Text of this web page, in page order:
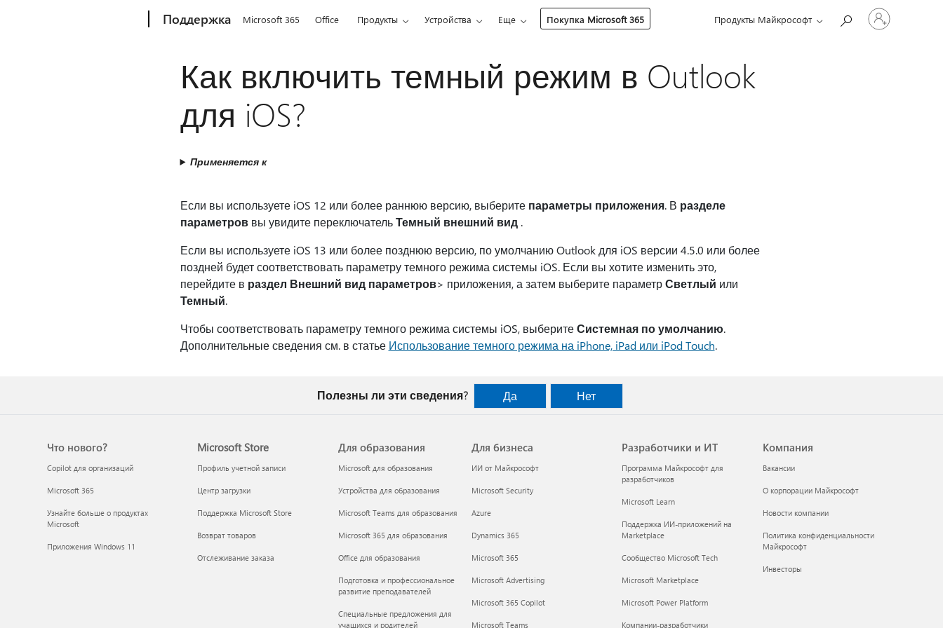
Поддержка Microsoft 365 Office Продукты Устройства Еще Покупка Microsoft 365 Продукты Майкрософт
Войдите
учетную
Как включить темный режим в Outlook
для iOS?
Применяется к
Если вы используете iOS 12 или более раннюю версию, выберите параметры приложения. В разделе
параметроввы увидите переключательТемный внешний вид.
Если вы используете iOS 13 или более позднюю версию, по умолчанию Outlook для iOS версии 4.5.0 или более
поздней будет соответствовать параметру темного режима системы iOS. Если вы хотите изменить это,
перейдите в раздел Внешний вид параметров> приложения, а затем выберите параметрСветлый или
Темный.
Чтобы соответствовать параметру темного режима системы iOS, выберитеСистемная по умолчанию.
Дополнительные сведения см. в статье Использование темного режима на iPhone, iPad или iPod Touch.
Полезны ли эти сведения? Да Нет
Что нового?
Copilot для организаций
Microsoft 365
Узнайте больше о продуктах
Microsoft
Приложения Windows 11
Microsoft Store
Профиль учетной записи
Центр загрузки
Поддержка Microsoft Store
Возврат товаров
Отслеживание заказа
Для образования
Microsoft для образования
Устройства для образования
Microsoft Teams для образования
Microsoft 365 для образования
Office для образования
Подготовка и профессиональное
развитие преподавателей
Специальные предложения для
учащихся и родителей
Для бизнеса
ИИ от Майкрософт
Microsoft Security
Azure
Dynamics 365
Microsoft 365
Microsoft Advertising
Microsoft 365 Copilot
Microsoft Teams
Разработчики и ИТ
Программа Майкрософт для
разработчиков
Microsoft Learn
Поддержка ИИ-приложений на
Marketplace
Сообщество Microsoft Tech
Microsoft Marketplace
Microsoft Power Platform
Компании-разработчики
Компания
Вакансии
О корпорации Майкрософт
Новости компании
Политика конфиденциальности
Майкрософт
Инвесторы